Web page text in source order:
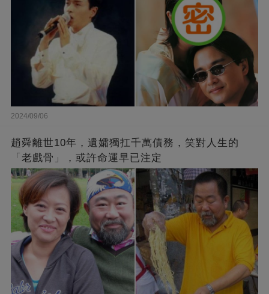
2024/09/06
趙舜離世10年，遺孀獨扛千萬債務，笑對人生的
「老戲骨」，或許命運早已注定